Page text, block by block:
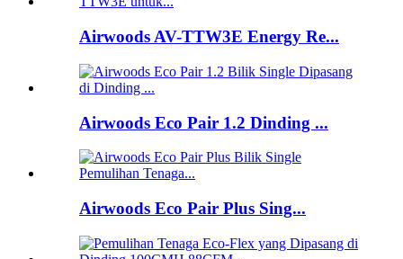
Airwoods AV-TTW3E Energy Re...
Airwoods Eco Pair 1.2 Dinding ...
Airwoods Eco Pair Plus Sing...